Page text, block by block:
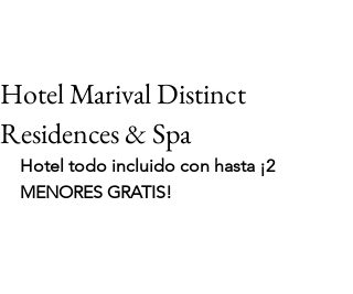
Hotel Marival Distinct
Residences & Spa
Hotel todo incluido con hasta ¡2
MENORES GRATIS!